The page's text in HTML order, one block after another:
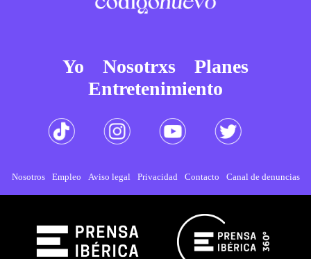
Yo Nosotrxs
Planes
Entretenimiento
Nosotros Empleo Aviso legal Privacidad Contacto Canal de denuncias